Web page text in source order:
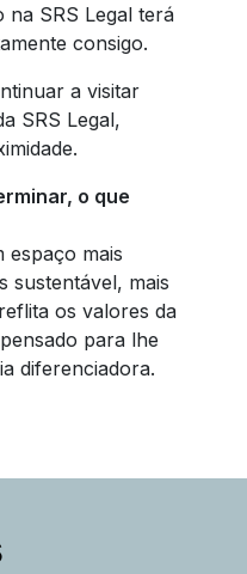
SRS Legal terá
consigo.
a visitar
SRS Legal,
o que
espaço mais
sustentável, mais
os valores da
para lhe
diferenciadora.